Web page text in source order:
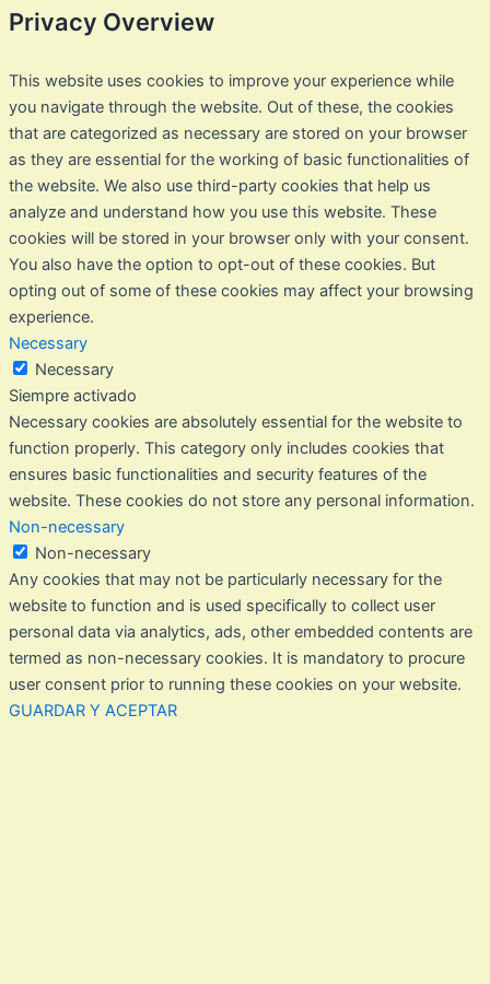
Privacy Overview
This website uses cookies to improve your experience while
you navigate through the website. Out of these, the cookies
that are categorized as necessary are stored on your browser
as they are essential for the working of basic functionalities of
the website. We also use third-party cookies that help us
analyze and understand how you use this website. These
cookies will be stored in your browser only with your consent.
You also have the option to opt-out of these cookies. But
opting out of some of these cookies may affect your browsing
experience.
Necessary
Necessary
Siempre activado
Necessary cookies are absolutely essential for the website to
function properly. This category only includes cookies that
ensures basic functionalities and security features of the
website. These cookies do not store any personal information.
Non-necessary
Non-necessary
Any cookies that may not be particularly necessary for the
website to function and is used specifically to collect user
personal data via analytics, ads, other embedded contents are
termed as non-necessary cookies. It is mandatory to procure
user consent prior to running these cookies on your website.
GUARDAR Y ACEPTAR